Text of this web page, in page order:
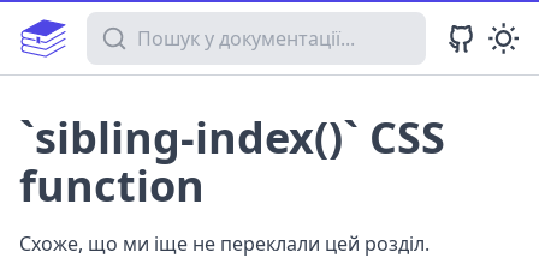
Пошук у документації
`sibling-index()` CSS
function
Схоже, що ми іще не переклали цей розділ.